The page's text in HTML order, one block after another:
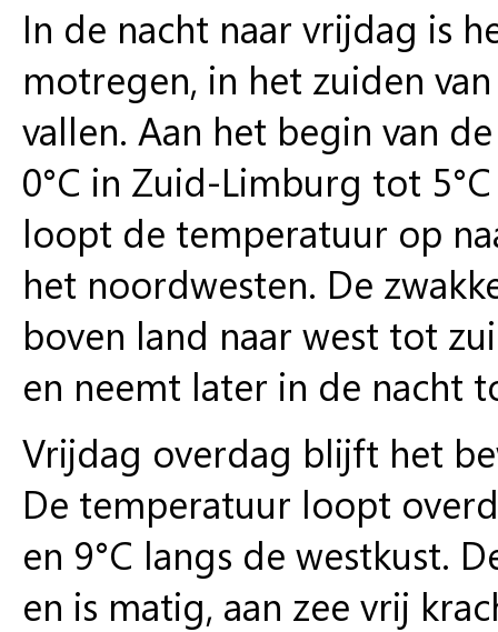
In de nacht naar vrijdag is
motregen, in het zuiden
vallen. Aan het begin van
0°C in Zuid-Limburg tot
loopt de temperatuur op
het noordwesten. De
boven land naar west tot
en neemt later in de nacht
Vrijdag overdag blijft het
De temperatuur loopt
en 9°C langs de westkust.
en is matig, aan zee vrij